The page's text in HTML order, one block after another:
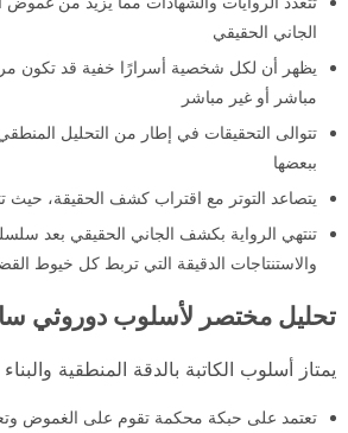
الجاني الحقيقي
يظهر أن لكل شخصية أسرارًا خفية قد تكون
مباشر أو غير مباشر
تتوالى التحقيقات في إطار من التحليل
ببعضها
يتصاعد التوتر مع اقتراب كشف الحقيقة، حيث
تنتهي الرواية بكشف الجاني الحقيقي بعد
والاستنتاجات الدقيقة التي تربط كل خيوط
تحليل مختصر لأسلوب دوروثي
يمتاز أسلوب الكاتبة بالدقة المنطقية
تعتمد على حبكة محكمة تقوم على الغموض